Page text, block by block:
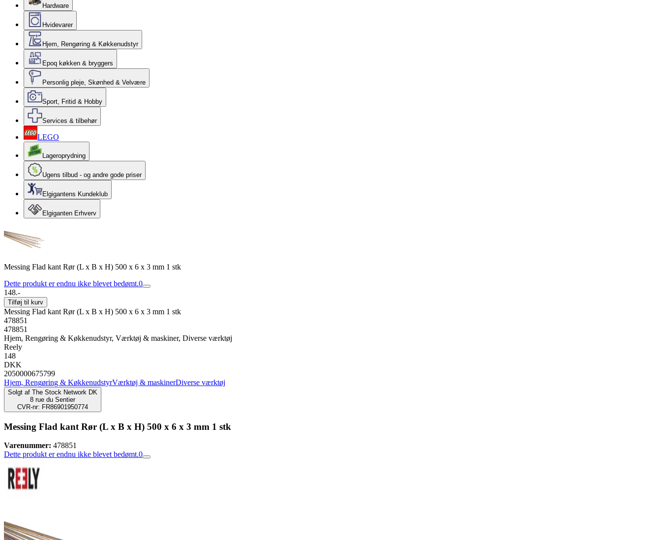
Hardware
Hvidevarer
Hjem, Rengøring & Køkkenudstyr
Epoq køkken & bryggers
Personlig pleje, Skønhed & Velvære
Sport, Fritid & Hobby
Services & tilbehør
LEGO
Lageroprydning
Ugens tilbud - og andre gode priser
Elgigantens Kundeklub
Elgiganten Erhverv
Messing Flad kant Rør (L x B x H) 500 x 6 x 3 mm 1 stk
Dette produkt er endnu ikke blevet bedømt.0
148.-
Tilføj til kurv
Messing Flad kant Rør (L x B x H) 500 x 6 x 3 mm 1 stk
478851
478851
Hjem, Rengøring & Køkkenudstyr, Værktøj & maskiner, Diverse værktøj
Reely
148
DKK
2050000675799
Hjem, Rengøring & KøkkenudstyrVærktøj & maskinerDiverse værktøj
Solgt af The Stock Network DK
8 rue du Sentier
CVR-nr: FR86901950774
Messing Flad kant Rør (L x B x H) 500 x 6 x 3 mm 1 stk
Varenummer: 478851
Dette produkt er endnu ikke blevet bedømt.0